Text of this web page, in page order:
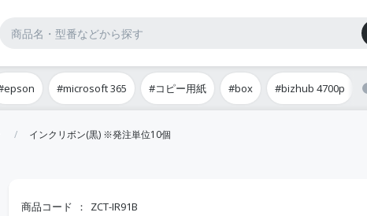
#microsoft 365 #コピー用紙 #box #bizhub 4700p
インクリボン(黒) ※発注単位10個
商品コード ZCT-IR91B